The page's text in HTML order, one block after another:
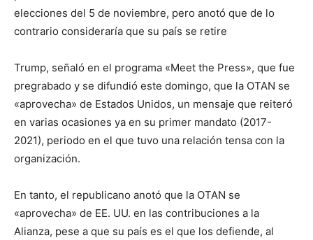
elecciones del 5 de noviembre, pero anotó que de lo
contrario consideraría que su país se retire
Trump, señaló en el programa «Meet the Press», que fue
pregrabado y se difundió este domingo, que la OTAN se
«aprovecha» de Estados Unidos, un mensaje que reiteró
en varias ocasiones ya en su primer mandato (2017-
2021), periodo en el que tuvo una relación tensa con la
organización.
En tanto, el republicano anotó que la OTAN se
«aprovecha» de EE. UU. en las contribuciones a la
Alianza, pese a que su país es el que los defiende, al